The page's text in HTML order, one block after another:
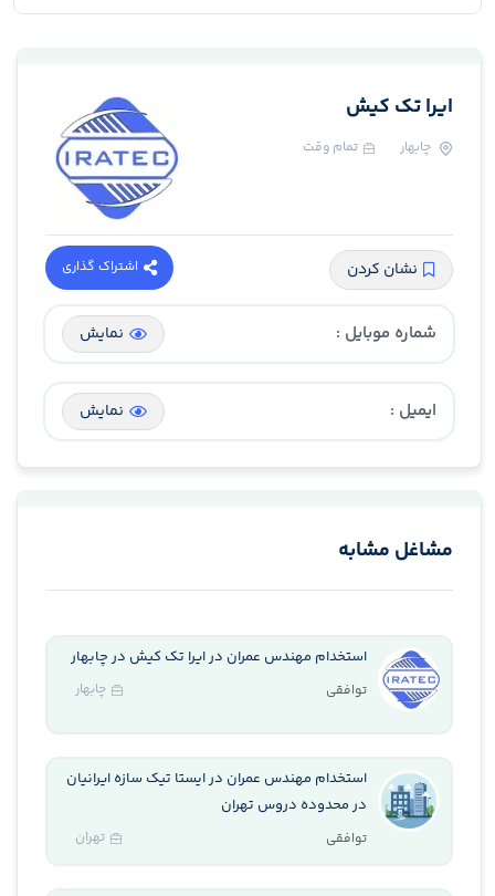
ایرا تک کیش
چابهار تمام وقت
نشان کردن اشتراک گذاری
شماره موبایل : نمایش
ایمیل : نمایش
مشاغل مشابه
استخدام مهندس عمران در ایرا تک کیش در چابهار
توافقی چابهار
استخدام مهندس عمران در ایستا تیک سازه ایرانیان
در محدوده دروس تهران
توافقی تهران